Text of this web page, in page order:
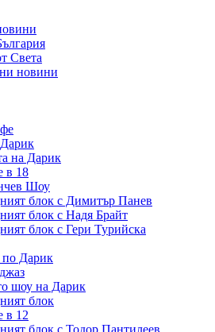
Света
новини
на Дарик
в 18
Шоу
блок с Димитър Панев
блок с Надя Брайт
блок с Гери Турийска
по Дарик
шоу на Дарик
блок
в 12
блок с Тодор Пантилеев